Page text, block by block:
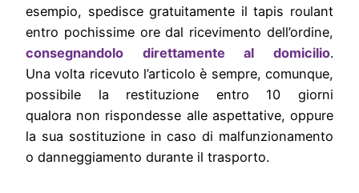
esempio, spedisce gratuitamente il tapis roulant
entro pochissime ore dal ricevimento dell’ordine,
consegnandolo direttamente al domicilio.
Una volta ricevuto l’articolo è sempre, comunque,
possibile la restituzione entro 10 giorni
qualora non rispondesse alle aspettative, oppure
la sua sostituzione in caso di malfunzionamento
o danneggiamento durante il trasporto.